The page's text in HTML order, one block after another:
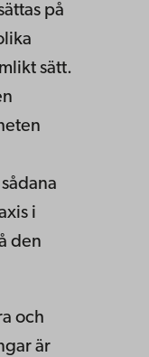
på
sätt.
i
den
och
är